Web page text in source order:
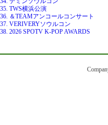
35. TWS横浜公演
36. ＆TEAMアンコールコンサート
37. VERIVERYソウルコン
38. 2026 SPOTV K-POP AWARDS